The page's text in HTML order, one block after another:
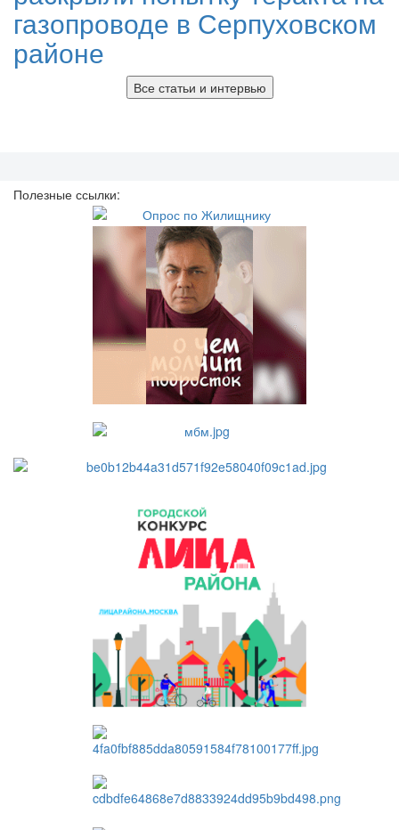
газопроводе в Серпуховском
районе
Все статьи и интервью
Полезные ссылки: